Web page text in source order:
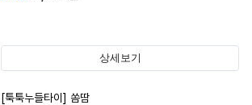
상세보기
[툭툭누들타이] 쏨땀